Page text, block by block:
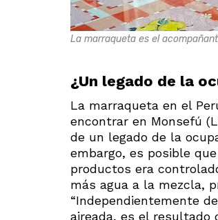
La marraqueta es el
¿Un legado de la
La marraqueta en el
encontrar en Monsefú
de un legado de la
embargo, es posible
productos era
más agua a la mezcla,
“Independientemente
aireada, es el resultado